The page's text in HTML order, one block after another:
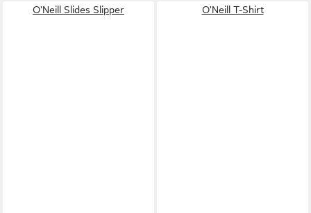
O'Neill Slides Slipper O'Neill T-Shirt